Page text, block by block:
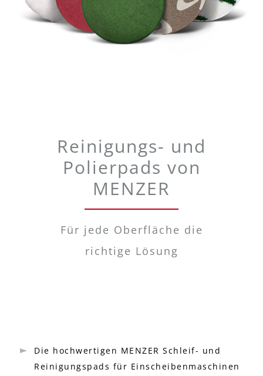
Reinigungs- und
Polierpads von
MENZER
Für jede Oberfläche die
richtige Lösung
Die hochwertigen MENZER Schleif- und
Reinigungspads für Einscheibenmaschinen